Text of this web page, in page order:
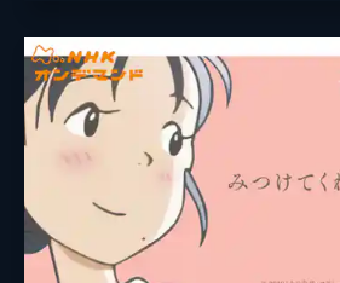
音楽
アニメーション制作